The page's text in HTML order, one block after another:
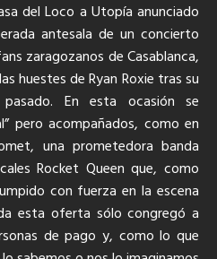
del Loco a Utopía anunciado
antesala de un concierto
zaragozanos de Casablanca,
huestes de Ryan Roxie tras su
En esta ocasión se
pero acompañados, como en
una prometedora banda
Rocket Queen que, como
con fuerza en la escena
esta oferta sólo congregó a
de pago y, como lo que